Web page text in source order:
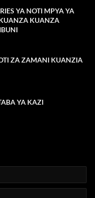
YA NOTI MPYA YA
KUANZA
ZA ZAMANI KUANZIA
YA KAZI